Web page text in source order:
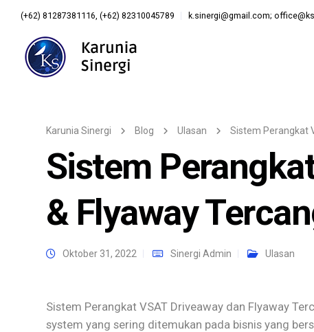
(+62) 81287381116, (+62) 82310045789 k.sinergi@gmail.com;
Karunia Sinergi Blog Ulasan Sistem Perangkat
Sistem
& Flyaway
Oktober 31, 2022 Sinergi Admin Ulasan
Sistem Perangkat VSAT Driveaway dan Flyaway
system yang sering ditemukan pada bisnis yang